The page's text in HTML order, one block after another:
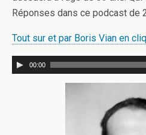
Réponses dans ce podcast de
Tout sur et par Boris Vian en
00:00